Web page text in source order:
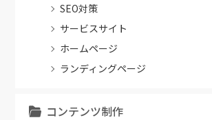
SEO対策
サービスサイト
ホームページ
ランディングページ
コンテンツ制作